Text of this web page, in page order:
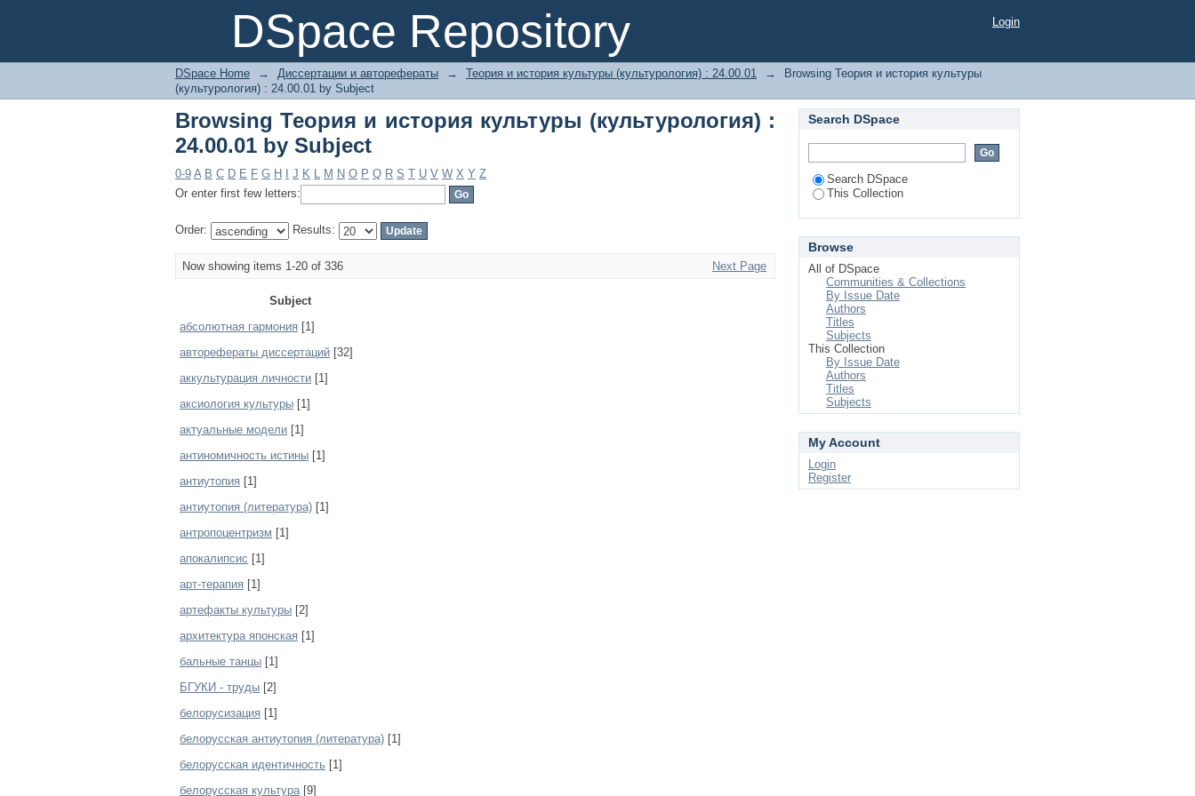
DSpace Repository
Browsing Теория и история культуры (культурология) : 24.00.01 by Subject Login
DSpace Home → Диссертации и авторефераты → Теория и история культуры (культурология) : 24.00.01 →
Browsing Теория и история культуры
(культурология) : 24.00.01 by Subject
Browsing Теория и история культуры (культурология) :
24.00.01 by Subject
0-9 A B C D E F G H J K L M N O P Q R S T U V W X Y Z
Or enter first few letters:
Order: Results:
Now showing items 1-20 of 336 Next Page
Subject
абсолютная гармония [1]
авторефераты диссертаций [32]
аккультурация личности [1]
аксиология культуры [1]
актуальные модели [1]
антиномичность истины [1]
антиутопия [1]
антиутопия (литература) [1]
антропоцентризм [1]
апокалипсис [1]
арт-терапия [1]
артефакты культуры [2]
архитектура японская [1]
бальные танцы [1]
БГУКИ - труды [2]
белорусизация [1]
белорусская антиутопия (литература) [1]
белорусская идентичность [1]
белорусская культура[9]
Search DSpace
Search DSpace
This Collection
Browse
All of DSpace
Communities & Collections
By Issue Date
Authors
Titles
Subjects
This Collection
By Issue Date
Authors
Titles
Subjects
My Account
Login
Register